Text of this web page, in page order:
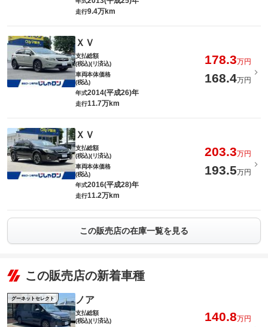
走行9.4万km
ＸＶ
支払総額
(税込)(リ済込)
178.3万円
車両本体価格
(税込)
168.4万円
年式2014(平成26)年
走行11.7万km
ＸＶ
支払総額
(税込)(リ済込)
203.3万円
車両本体価格
(税込)
193.5万円
年式2016(平成28)年
走行11.2万km
この販売店の在庫一覧を見る
この販売店の新着車種
グーネットセレクト ノア
支払総額
(税込)(リ済込)
140.8万円